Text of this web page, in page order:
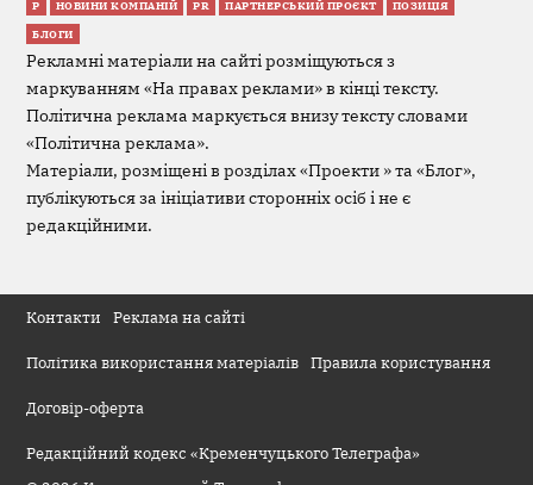
Р НОВИНИ КОМПАНІЙ PR ПАРТНЕРСЬКИЙ ПРОЄКТ ПОЗИЦІЯ
БЛОГИ
Рекламні матеріали на сайті розміщуються з
маркуванням «На правах реклами» в кінці тексту.
Політична реклама маркується внизу тексту словами
«Політична реклама».
Матеріали, розміщені в розділах «Проекти » та «Блог»,
публікуються за ініціативи сторонніх осіб і не є
редакційними.
Контакти Реклама на сайті
Політика використання матеріалів Правила користування
Договір-оферта
Редакційний кодекс «Кременчуцького Телеграфа»